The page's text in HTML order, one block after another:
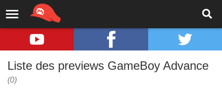
Liste des previews GameBoy Advance
(0)